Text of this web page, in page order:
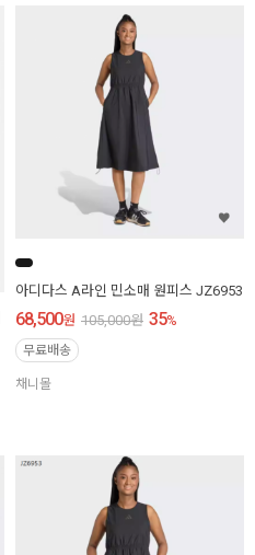
아디다스 A라인 민소매 원피스 JZ6953
68,500원 105,000원 35%
무료배송
채니몰